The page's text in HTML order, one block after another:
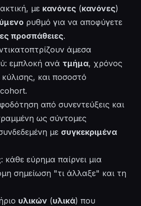
με κανόνες (κανόνες)
ρυθμό για να αποφύγετε
προσπάθειες.
άμεσα
εμπλοκή ανά τμήμα, χρόνος
και ποσοστό
από συνεντεύξεις και
ως σύντομες
με συγκεκριμένα
κάθε εύρημα παίρνει μια
σημείωση "τι άλλαξε" και τη
υλικών (υλικά) που